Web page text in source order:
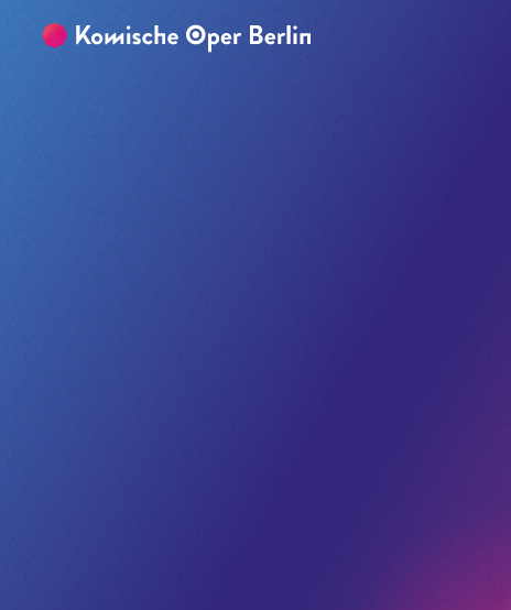
Zum Hauptinhalt springen Zum Footer springen